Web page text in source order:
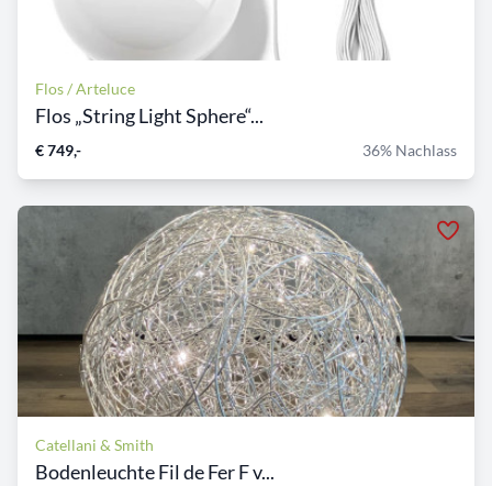
Flos / Arteluce
Flos „String Light Sphere“...
€ 749,- 36% Nachlass
Catellani & Smith
Bodenleuchte Fil de Fer F v...